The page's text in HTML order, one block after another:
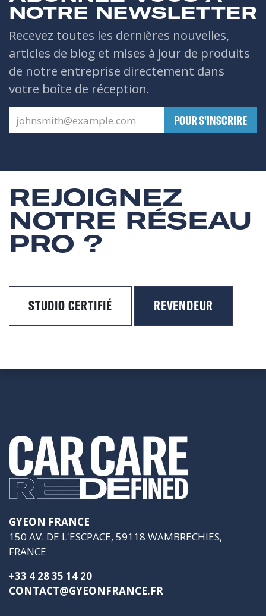
NOTRE NEWSLETTER
Recevez toutes les dernières nouvelles,
articles de blog et mises à jour de produits
de notre entreprise directement dans
votre boîte de réception.
​POUR S'INSCRIRE
REJOIGNEZ
NOTRE RÉSEAU
PRO ?
STUDIO CERTIFIÉ REVENDEUR
GYEON FRANCE
150 AV. DE L'ESCPACE, 59118 WAMBRECHIES,
FRANCE
+33 4 28 35 14 20
CONTACT@GYEONFRANCE.FR